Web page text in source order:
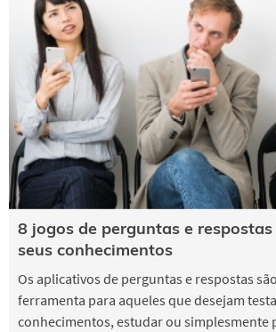
8 jogos de perguntas e
seus conhecimentos
Os aplicativos de perguntas e respostas
ferramenta para aqueles que desejam
conhecimentos, estudar ou simplesmente